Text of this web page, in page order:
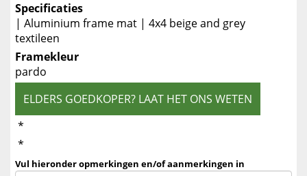
Specificaties
| Aluminium frame mat | 4x4 beige and grey
textileen
Framekleur
pardo
ELDERS GOEDKOPER? LAAT HET ONS WETEN
*
*
Vul hieronder opmerkingen en/of aanmerkingen in